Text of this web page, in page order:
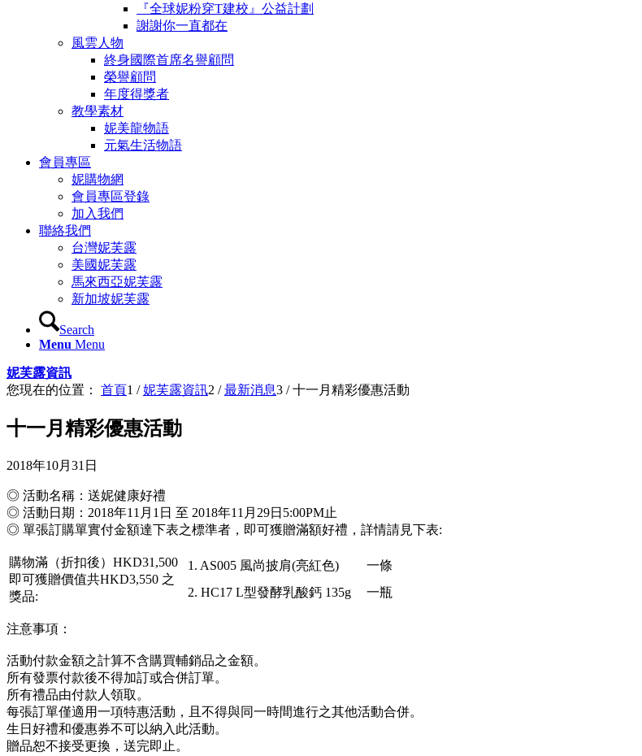
『全球妮粉穿T建校』公益計劃
謝謝你一直都在
風雲人物
終身國際首席名譽顧問
榮譽顧問
年度得獎者
教學素材
妮美龍物語
元氣生活物語
會員專區
妮購物網
會員專區登錄
加入我們
聯絡我們
台灣妮芙露
美國妮芙露
馬來西亞妮芙露
新加坡妮芙露
Search
Menu Menu
妮芙露資訊
您現在的位置：
首頁1 / 妮芙露資訊2 / 最新消息3 / 十一月精彩優惠活動
十一月精彩優惠活動
2018年10月31日
◎ 活動名稱：送妮健康好禮
◎ 活動日期：2018年11月1日 至 2018年11月29日5:00PM止
◎ 單張訂購單實付金額達下表之標準者，即可獲贈滿額好禮，詳情請見下表:
購物滿（折扣後）HKD31,500
即可獲贈價值共HKD3,550 之
獎品:
1. AS005 風尚披肩(亮紅色)
一條
2. HC17 L型發酵乳酸鈣 135g
一瓶
注意事項：
活動付款金額之計算不含購買輔銷品之金額。
所有發票付款後不得加訂或合併訂單。
所有禮品由付款人領取。
每張訂單僅適用一項特惠活動，且不得與同一時間進行之其他活動合併。
生日好禮和優惠券不可以納入此活動。
贈品恕不接受更換，送完即止。